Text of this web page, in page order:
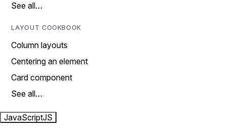
See all…
LAYOUT COOKBOOK
Column layouts
Centering an element
Card component
See all…
JavaScriptJS